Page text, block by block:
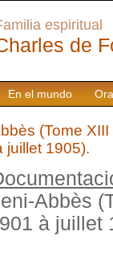
En el mundo
espiritual
de
(Tome
juillet 1905).
Abbès
à juillet